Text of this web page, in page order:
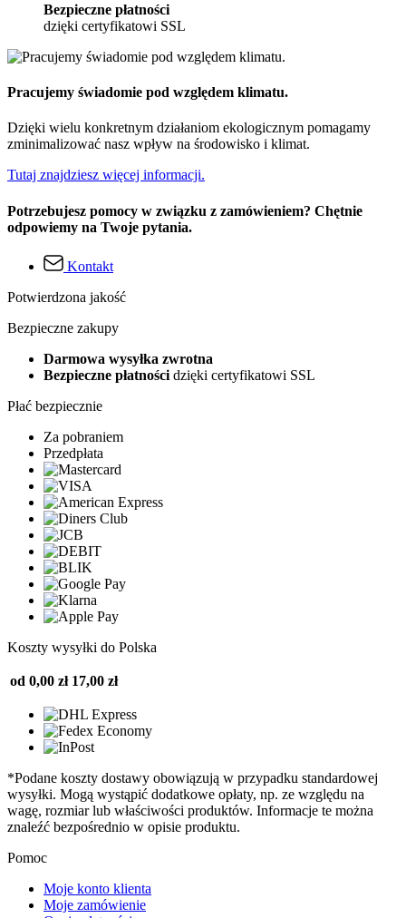
Bezpieczne płatności
dzięki certyfikatowi SSL
Pracujemy świadomie pod względem klimatu.
Dzięki wielu konkretnym działaniom ekologicznym pomagamy
zminimalizować nasz wpływ na środowisko i klimat.
Tutaj znajdziesz więcej informacji.
Potrzebujesz pomocy w związku z zamówieniem? Chętnie
odpowiemy na Twoje pytania.
Kontakt
Potwierdzona jakość
Bezpieczne zakupy
Darmowa wysyłka zwrotna
Bezpieczne płatności dzięki certyfikatowi SSL
Płać bezpiecznie
Za pobraniem
Przedpłata
Koszty wysyłki do Polska
od 0,00 zł 17,00 zł
*Podane koszty dostawy obowiązują w przypadku standardowej
wysyłki. Mogą wystąpić dodatkowe opłaty, np. ze względu na
wagę, rozmiar lub właściwości produktów. Informacje te można
znaleźć bezpośrednio w opisie produktu.
Pomoc
Moje konto klienta
Moje zamówienie